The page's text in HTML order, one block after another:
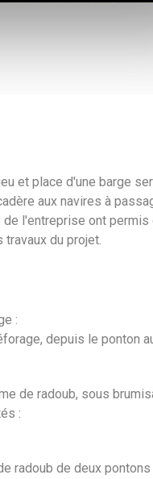
et place d'une barge
aux navires à
l'entreprise ont
du projet.
:
depuis le ponton
de radoub, sous
:
radoub de deux